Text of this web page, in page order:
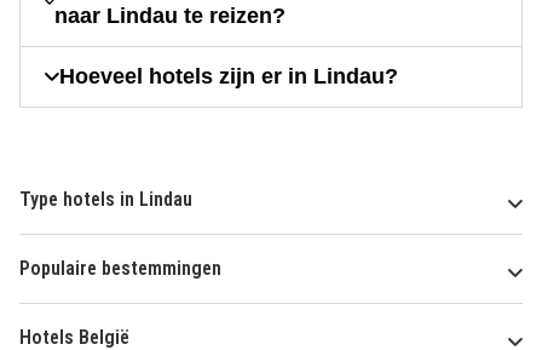
naar Lindau te reizen?
Hoeveel hotels zijn er in Lindau?
Type hotels in Lindau
Populaire bestemmingen
Hotels België